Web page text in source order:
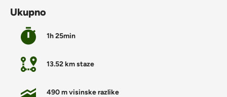
Ukupno
1h 25min
13.52 km staze
490 m visinske razlike